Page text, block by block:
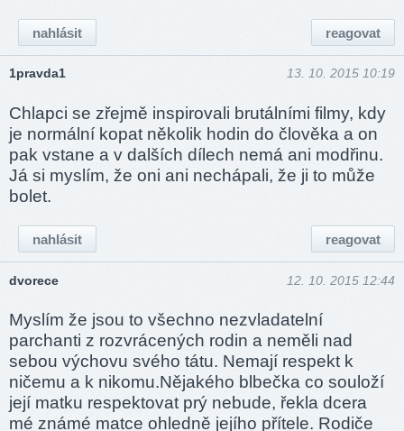
reagovat
nahlásit
1pravda1 13. 10. 2015 10:19
Chlapci se zřejmě inspirovali brutálními filmy, kdy
je normální kopat několik hodin do člověka a on
pak vstane a v dalších dílech nemá ani modřinu.
Já si myslím, že oni ani nechápali, že ji to může
bolet.
reagovat
nahlásit
dvorece 12. 10. 2015 12:44
Myslím že jsou to všechno nezvladatelní
parchanti z rozvrácených rodin a neměli nad
sebou výchovu svého tátu. Nemají respekt k
ničemu a k nikomu.Nějakého blbečka co souloží
její matku respektovat prý nebude, řekla dcera
mé známé matce ohledně jejího přítele. Rodiče